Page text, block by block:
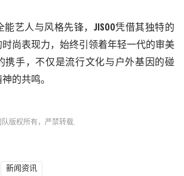
艺人与风格先锋， JISOO凭借其独特的
尚表现力，始终引领着年轻一代的审美
携手，不仅是流行文化与户外基因的碰
的共鸣。
队 版权所有，严禁转载.
新闻资讯